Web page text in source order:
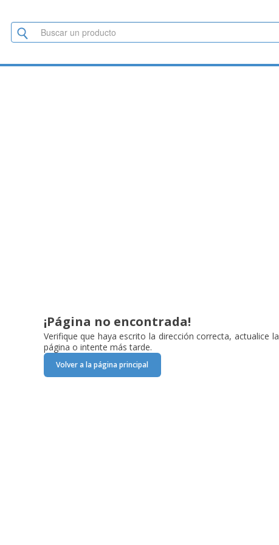
¡Página no encontrada!
Verifique que haya escrito la dirección correcta, actualice la
página o intente más tarde.